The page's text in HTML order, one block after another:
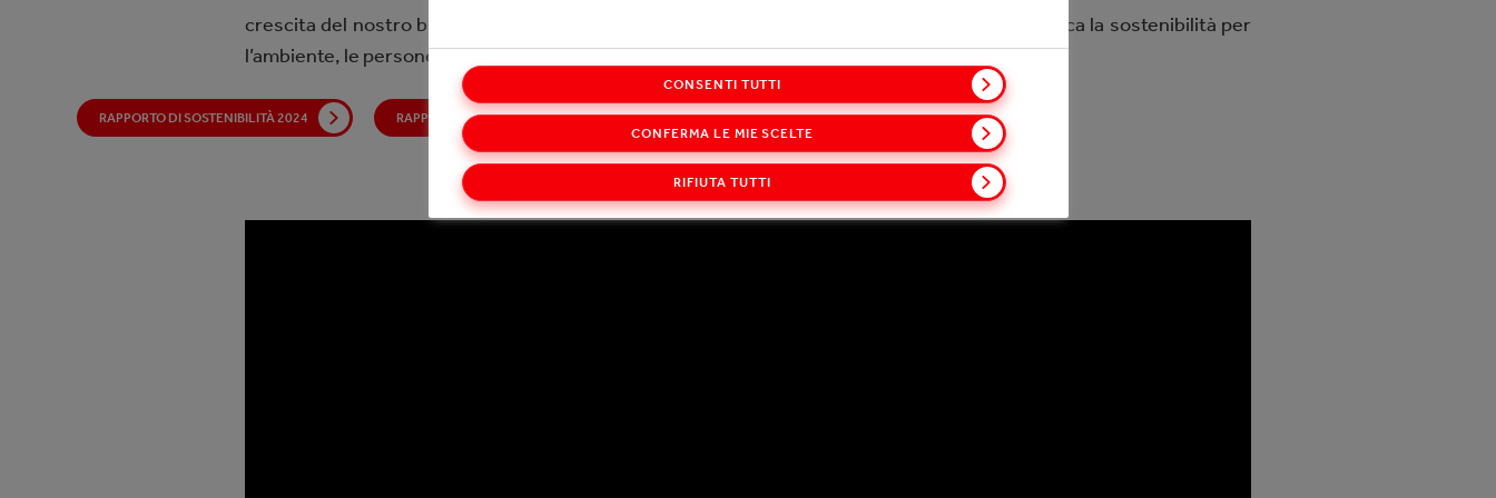
crescita del nostro business sia inscindibile da una strategia di lungo termine che ne garantisca la sostenibilità per
l’ambiente, le persone e le comunità in cui operiamo.
RAPPORTO DI SOSTENIBILITÀ 2024 RAPPORTO DI SOSTENIBILITÀ 2024, ABSTRACT
RIFIUTA TUTTI
CONFERMA LE MIE SCELTE
CONSENTI TUTTI